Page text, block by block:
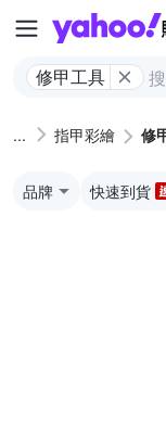
修甲工具
指甲彩繪 修
品牌 快速到貨